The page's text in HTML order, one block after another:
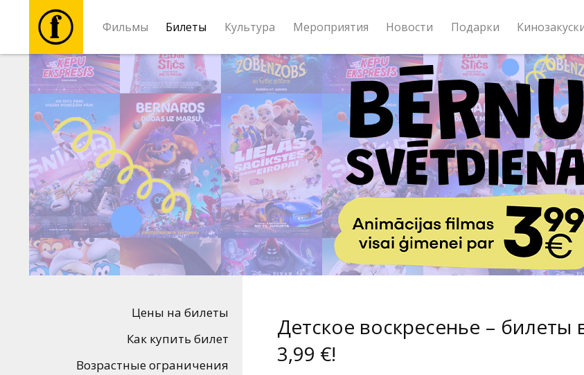
Фильмы Билеты Культура Мероприятия Новости Подарки
Фильмы
Билеты
Культура
Мероприятия
Новости
Подарки
Цены на билеты
Как купить билет
Возрастные ограничения
Детское воскресенье – билеты
3,99 €!